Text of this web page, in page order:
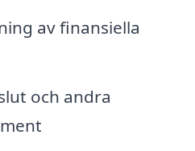
av finansiella
och andra